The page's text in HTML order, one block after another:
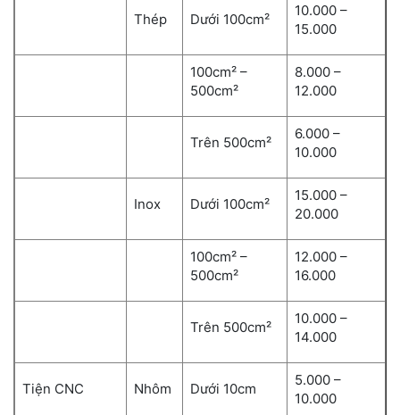
Thép Dưới 100cm²
10.000 –
15.000
100cm² –
500cm²
8.000 –
12.000
Trên 500cm²
6.000 –
10.000
Inox Dưới 100cm²
15.000 –
20.000
100cm² –
500cm²
12.000 –
16.000
Trên 500cm²
10.000 –
14.000
Tiện CNC Nhôm Dưới 10cm
5.000 –
10.000